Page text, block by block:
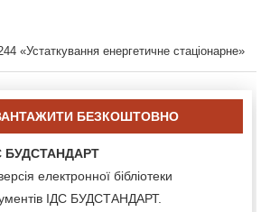
«Устаткування енергетичне стаціонарне»
БЕЗКОШТОВНО
БУДСТАНДАРТ
електронної бібліотеки
ІДС БУДСТАНДАРТ.